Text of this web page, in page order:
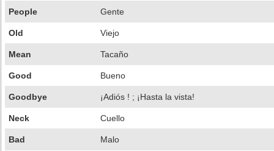
People Gente
Old Viejo
Mean Tacaño
Good Bueno
Goodbye ¡Adiós ! ; ¡Hasta la vista!
Neck Cuello
Bad Malo